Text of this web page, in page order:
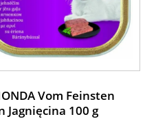
Vom Feinsten
Jagnięcina 100 g